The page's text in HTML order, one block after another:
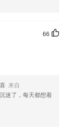
66
来自
迷了，每天都想着